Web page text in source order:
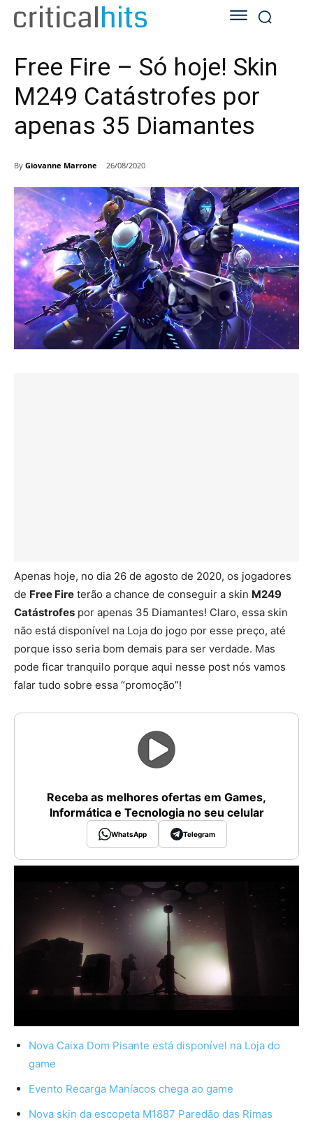
Free Fire – Só hoje! Skin
M249 Catástrofes por
apenas 35 Diamantes
By Giovanne Marrone 26/08/2020
Apenas hoje, no dia 26 de agosto de 2020, os jogadores
de Free Fire terão a chance de conseguir a skin M249
Catástrofes por apenas 35 Diamantes! Claro, essa skin
não está disponível na Loja do jogo por esse preço, até
porque isso seria bom demais para ser verdade. Mas
pode ficar tranquilo porque aqui nesse post nós vamos
falar tudo sobre essa “promoção”!
Receba as melhores ofertas em Games,
Informática e Tecnologia no seu celular
WhatsApp Telegram
Nova Caixa Dom Pisante está disponível na Loja do
game
Evento Recarga Maníacos chega ao game
Nova skin da escopeta M1887 Paredão das Rimas